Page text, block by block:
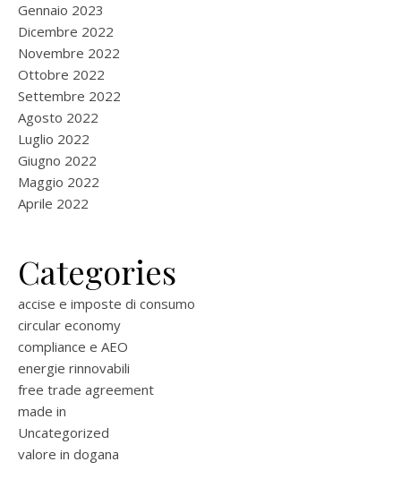
Gennaio 2023
Dicembre 2022
Novembre 2022
Ottobre 2022
Settembre 2022
Agosto 2022
Luglio 2022
Giugno 2022
Maggio 2022
Aprile 2022
Categories
accise e imposte di consumo
circular economy
compliance e AEO
energie rinnovabili
free trade agreement
made in
Uncategorized
valore in dogana